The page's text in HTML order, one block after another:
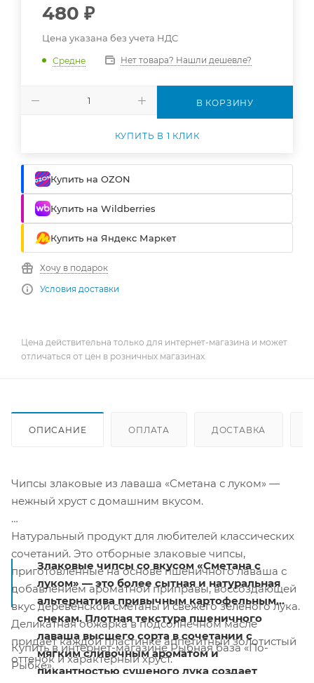
480 ₽
Цена указана без учета НДС
Средне Нет товара? Нашли дешевле?
В КОРЗИНУ
КУПИТЬ В 1 КЛИК
Купить на OZON
Купить на Wildberries
Купить на Яндекс Маркет
Хочу в подарок
Условия доставки
Цена действительна только для интернет-магазина и может
отличаться от цен в розничных магазинах
ОПИСАНИЕ ОПЛАТА ДОСТАВКА
Чипсы злаковые из лаваша «Сметана с луком» —
нежный хруст с домашним вкусом.
Натуральный продукт для любителей классических
сочетаний. Это отборные злаковые чипсы,
приготовленные на основе пшеничного лаваша с
добавлением ароматной приправы, воссоздающей
вкус деревенской сметаны и свежего зеленого лука.
Деликатная обжарка в подсолнечном масле
придает каждой пластинке аппетитный золотистый
оттенок и характерный хруст.
Злаковые чипсы со вкусом «Сметана с
луком» — это более сытная и натуральная
альтернатива привычным картофельным
снекам. Плотная текстура пшеничного
лаваша высшего сорта в сочетании с
мягким сливочным ароматом и
пикантностью сушеного лука создает
Купить в интернет-магазине Рыбная база «По-
Рыбке».